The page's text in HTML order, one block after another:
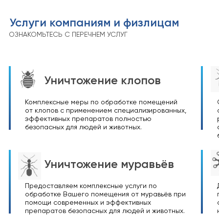
Услуги компаниям и физлицам
ОЗНАКОМЬТЕСЬ С ПЕРЕЧНЕМ УСЛУГ
Уничтожение клопов
Комплексные меры по обработке помещений
от клопов с применением специализированных,
эффективных препаратов полностью
безопасных для людей и животных.
Уничтожение муравьёв
Предоставляем комплексные услуги по
обработке Вашего помещения от муравьёв при
помощи современных и эффективных
препаратов безопасных для людей и животных.